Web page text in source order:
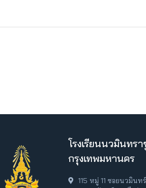
โรงเรียนนวมินทร
กรุงเทพมหานคร
115 หมู่ 11 ซอยนวมิน